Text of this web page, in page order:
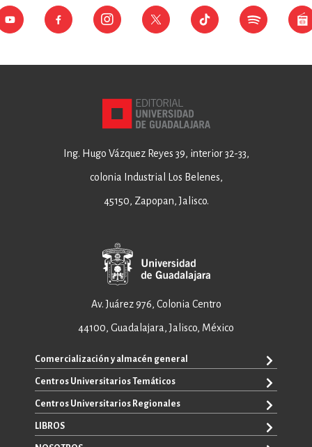
Ing. Hugo Vázquez Reyes 39, interior 32-33,
colonia Industrial Los Belenes,
45150, Zapopan, Jalisco.
Av. Juárez 976, Colonia Centro
44100, Guadalajara, Jalisco, México
Comercialización y almacén general
+52 33 3640 6326
+52 33 3640 4595
ventas@editorial.udg.mx
Centros Universitarios Temáticos
CUAAD
CUCEA
Centros Universitarios Regionales
CUALTOS
LIBROS